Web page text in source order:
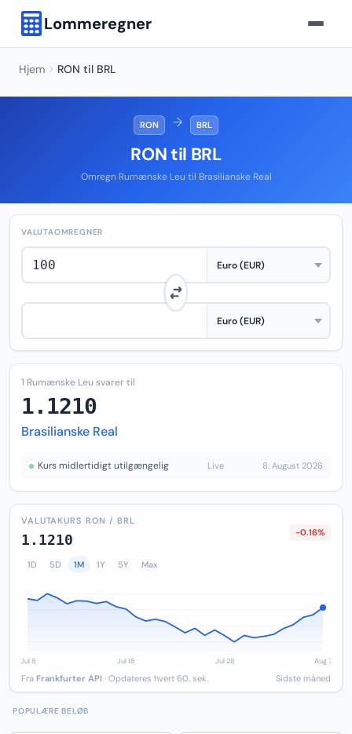
Lommeregner
Hjem RON til BRL
RON → BRL
RON til BRL
Omregn Rumænske Leu til Brasilianske Real
VALUTAOMREGNER
1 Rumænske Leu svarer til
1.1210
Brasilianske Real
Kurs midlertidigt utilgængelig Live 8. August 2026
VALUTAKURS RON / BRL
1.1210 -0.16%
1D 5D 1M 1Y 5Y Max
Fra Frankfurter API · Opdateres hvert 60. sek. Sidste måned
POPULÆRE BELØB